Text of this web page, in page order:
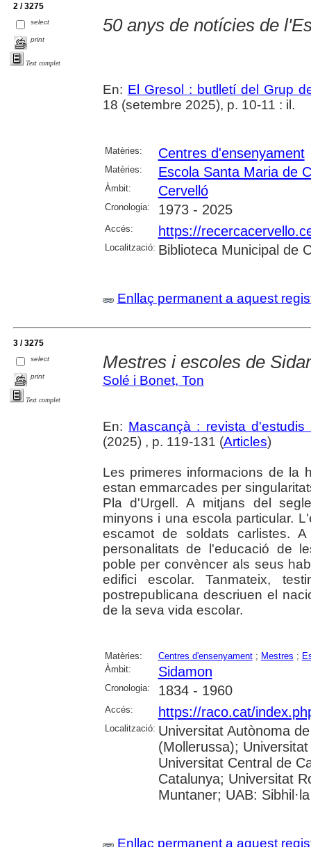
2 / 3275
select
print
Text complet
50 anys de notícies de
En: El Gresol : butlletí del Grup
18 (setembre 2025), p. 10-11 : il.
Matèries: Centres d'ensenyament
Matèries: Escola Santa Maria de
Àmbit: Cervelló
Cronologia: 1973 - 2025
Accés: https://
Localització: Biblioteca Municipal de
Enllaç permanent a aquest
3 / 3275
select
print
Text complet
Mestres i escoles de
Solé i Bonet, Ton
En: Mascançà : revista
(2025) , p. 119-131 (Articles)
Les primeres informacions de la
estan emmarcades per
Pla d'Urgell. A mitjans del
minyons i una escola particular.
escamot de soldats carlistes.
personalitats de l'educació de
poble per convèncer als seus
edifici escolar. Tanmateix,
postrepublicana descriuen el
de la seva vida escolar.
Matèries: Centres d'ensenyament; Mestres ;
Àmbit:
Sidamon
Cronologia: 1834 - 1960
Accés: https://raco.cat/
Localització: Universitat Autònoma
(Mollerussa);
Universitat Central de
Catalunya; Universitat
Muntaner; UAB: Sibhil·la
Enllaç permanent a aquest